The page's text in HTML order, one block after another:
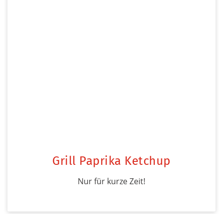
Grill Paprika Ketchup
Nur für kurze Zeit!